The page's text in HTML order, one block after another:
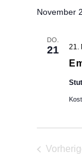
Ergebnissen
aktualisieren
November
DO.
21 21.